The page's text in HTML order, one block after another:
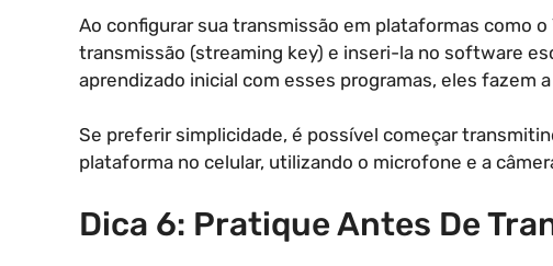
Ao configurar sua transmissão em plataformas como
transmissão (streaming key) e inseri-la no software
aprendizado inicial com esses programas, eles fazem
Se preferir simplicidade, é possível começar
plataforma no celular, utilizando o microfone e a
Dica 6: Pratique Antes De